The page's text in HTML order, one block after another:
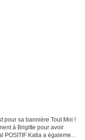
pour sa bannière Tout Moi !
à Brigitte pour avoir
Katia a également